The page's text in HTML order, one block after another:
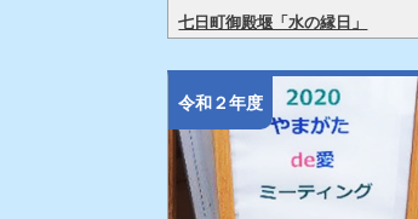
七日町御殿堰「水の縁日」
令和２年度